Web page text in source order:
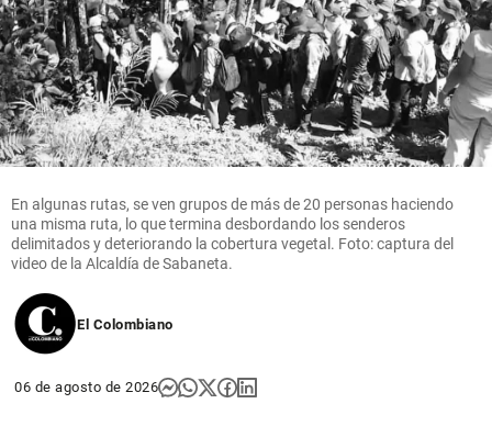
En algunas rutas, se ven grupos de más de 20 personas haciendo
una misma ruta, lo que termina desbordando los senderos
delimitados y deteriorando la cobertura vegetal. Foto: captura del
video de la Alcaldía de Sabaneta.
El Colombiano
06 de agosto de 2026